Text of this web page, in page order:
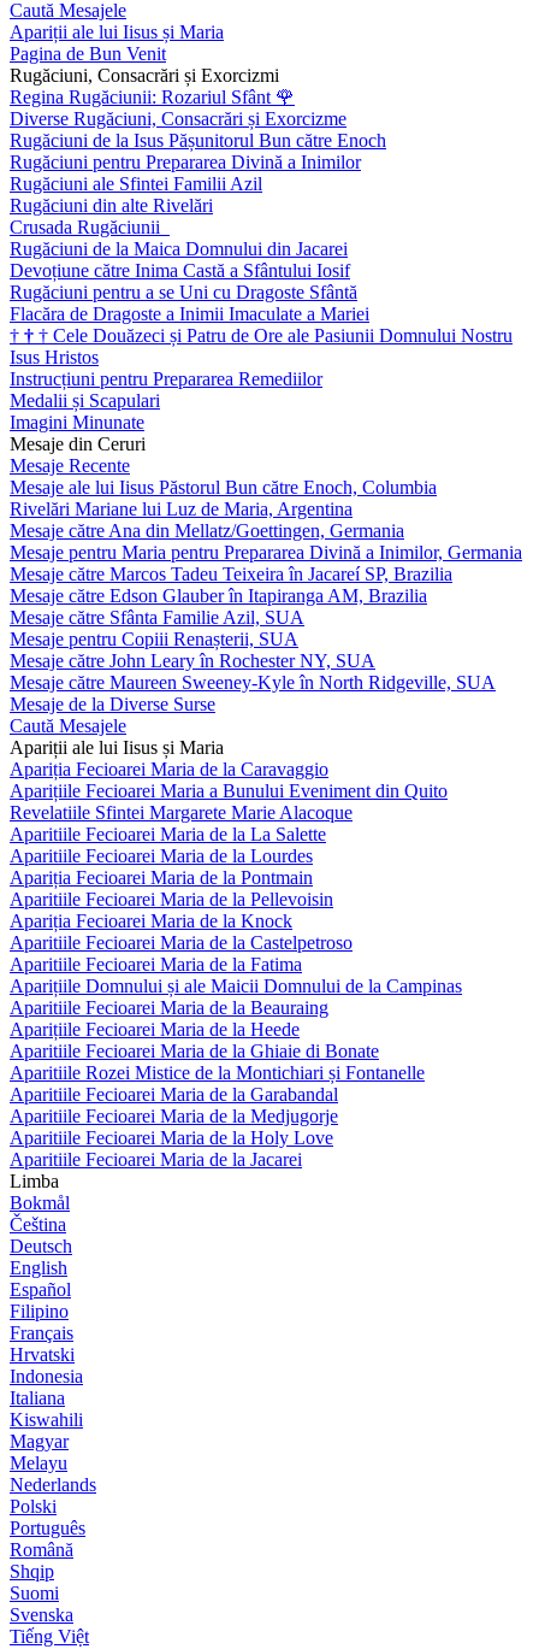
Caută Mesajele
Apariții ale lui Iisus și Maria
Pagina de Bun Venit
Rugăciuni, Consacrări și Exorcizmi
Regina Rugăciunii: Rozariul Sfânt 🌹
Diverse Rugăciuni, Consacrări și Exorcizme
Rugăciuni de la Isus Pășunitorul Bun către Enoch
Rugăciuni pentru Prepararea Divină a Inimilor
Rugăciuni ale Sfintei Familii Azil
Rugăciuni din alte Rivelări
Crusada Rugăciunii
Rugăciuni de la Maica Domnului din Jacarei
Devoțiune către Inima Castă a Sfântului Iosif
Rugăciuni pentru a se Uni cu Dragoste Sfântă
Flacăra de Dragoste a Inimii Imaculate a Mariei
† † † Cele Douăzeci și Patru de Ore ale Pasiunii Domnului Nostru
Isus Hristos
Instrucțiuni pentru Prepararea Remediilor
Medalii și Scapulari
Imagini Minunate
Mesaje din Ceruri
Mesaje Recente
Mesaje ale lui Iisus Păstorul Bun către Enoch, Columbia
Rivelări Mariane lui Luz de Maria, Argentina
Mesaje către Ana din Mellatz/Goettingen, Germania
Mesaje pentru Maria pentru Prepararea Divină a Inimilor, Germania
Mesaje către Marcos Tadeu Teixeira în Jacareí SP, Brazilia
Mesaje către Edson Glauber în Itapiranga AM, Brazilia
Mesaje către Sfânta Familie Azil, SUA
Mesaje pentru Copiii Renașterii, SUA
Mesaje către John Leary în Rochester NY, SUA
Mesaje către Maureen Sweeney-Kyle în North Ridgeville, SUA
Mesaje de la Diverse Surse
Caută Mesajele
Apariții ale lui Iisus și Maria
Apariția Fecioarei Maria de la Caravaggio
Aparițiile Fecioarei Maria a Bunului Eveniment din Quito
Revelatiile Sfintei Margarete Marie Alacoque
Aparitiile Fecioarei Maria de la La Salette
Aparitiile Fecioarei Maria de la Lourdes
Apariția Fecioarei Maria de la Pontmain
Aparitiile Fecioarei Maria de la Pellevoisin
Apariția Fecioarei Maria de la Knock
Aparitiile Fecioarei Maria de la Castelpetroso
Aparitiile Fecioarei Maria de la Fatima
Aparițiile Domnului și ale Maicii Domnului de la Campinas
Aparitiile Fecioarei Maria de la Beauraing
Aparițiile Fecioarei Maria de la Heede
Aparitiile Fecioarei Maria de la Ghiaie di Bonate
Aparitiile Rozei Mistice de la Montichiari și Fontanelle
Aparitiile Fecioarei Maria de la Garabandal
Aparitiile Fecioarei Maria de la Medjugorje
Aparitiile Fecioarei Maria de la Holy Love
Aparitiile Fecioarei Maria de la Jacarei
Limba
Bokmål
Čeština
Deutsch
English
Español
Filipino
Français
Hrvatski
Indonesia
Italiana
Kiswahili
Magyar
Melayu
Nederlands
Polski
Português
Română
Shqip
Suomi
Svenska
Tiếng Việt